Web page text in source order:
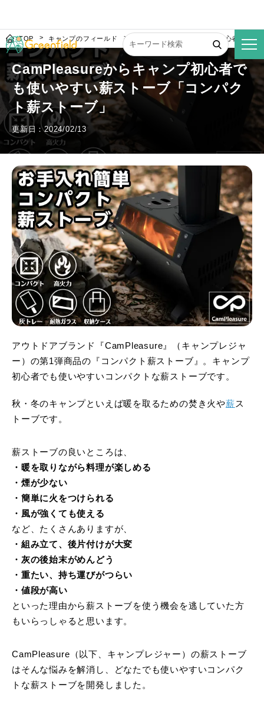
TOP キャンプのフィールド CamPleasureからキャンプ初心者でも
CamPleasureからキャンプ初心者で
も使いやすい薪ストーブ「コンパク
ト薪ストーブ」
更新日：2024/02/13
アウトドアブランド『CamPleasure』（キャンプレジャ
ー）の第1弾商品の『コンパクト薪ストーブ』。キャンプ
初心者でも使いやすいコンパクトな薪ストーブです。
秋・冬のキャンプといえば暖を取るための焚き火や薪ス
トーブです。
薪ストーブの良いところは、
・暖を取りながら料理が楽しめる
・煙が少ない
・簡単に火をつけられる
・風が強くても使える
など、たくさんありますが、
・組み立て、後片付けが大変
・灰の後始末がめんどう
・重たい、持ち運びがつらい
・値段が高い
といった理由から薪ストーブを使う機会を逃していた方
もいらっしゃると思います。
CamPleasure（以下、キャンプレジャー）の薪ストーブ
はそんな悩みを解消し、どなたでも使いやすいコンパク
トな薪ストーブを開発しました。